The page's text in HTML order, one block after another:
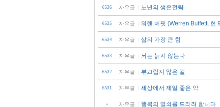
6536 자유글 노년의 생존전략
6535 자유글 워랜 버핏 (Werren Buffett, 현
6534 자유글 삶의 가장 큰 힘
6533 자유글 뇌는 늙지 않는다
6532 자유글 부끄럽지 않은 길
6531 자유글 세상에서 제일 좋은 약
» 자유글 행복의 열쇠를 드리려 합니다